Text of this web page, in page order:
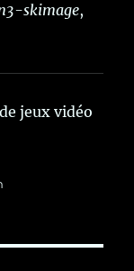
skimage,
jeux vidéo